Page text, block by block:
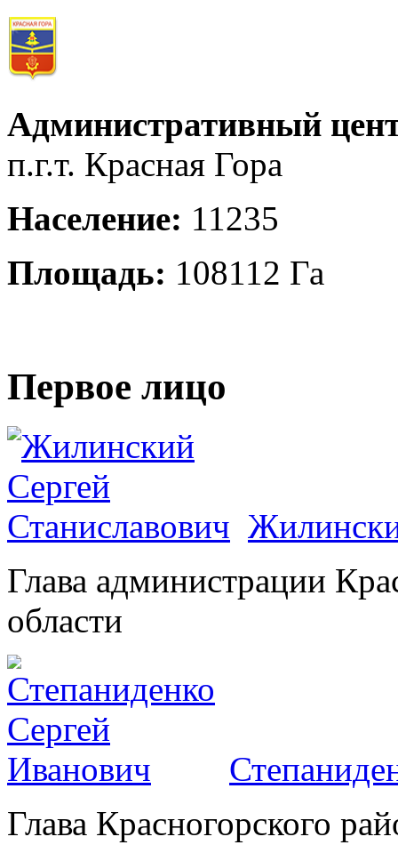
Административный
п.г.т. Красная Гора
Население: 11235
Площадь: 108112 Га
Первое лицо
Глава администрации
области
Глава Красногорского